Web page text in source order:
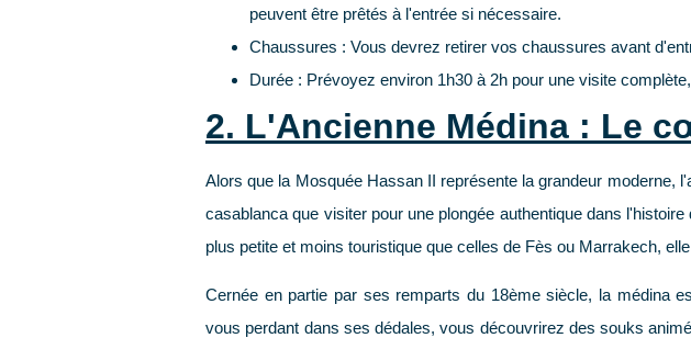
peuvent être prêtés à l'entrée si nécessaire.
Chaussures : Vous devrez retirer vos chaussures avant
Durée : Prévoyez environ 1h30 à 2h pour une visite
2. L'Ancienne Médina : Le
Alors que la Mosquée Hassan II représente la grandeur moderne,
casablanca que visiterpour une plongée authentique dans
plus petite et moins touristique que celles de Fès ou Marrakech,
Cernée en partie par ses remparts du 18ème siècle, la médina
vous perdant dans ses dédales, vous découvrirez des souks